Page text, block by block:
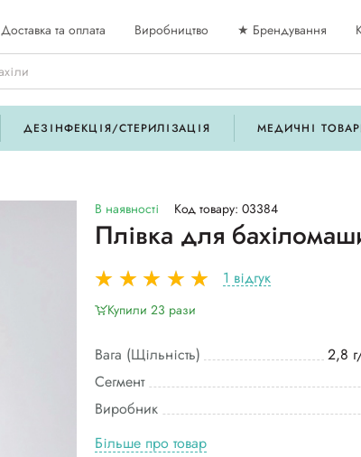
Доставка та оплата Виробництво ★ Брендування
ДЕЗІНФЕКЦІЯ/СТЕРИЛІЗАЦІЯ МЕДИЧНІ
В наявності Код товару: 03384
Плівка для
1 відгук
Купили 23 рази
Вага (Щільність)
2,8
Сегмент
Виробник
Більше про товар